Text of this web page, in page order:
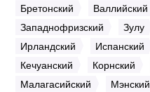
Бретонский
Валлийский
Западнофризский
Зулу
Ирландский
Испанский
Кечуанский
Корнский
Малагасийский
Мэнский